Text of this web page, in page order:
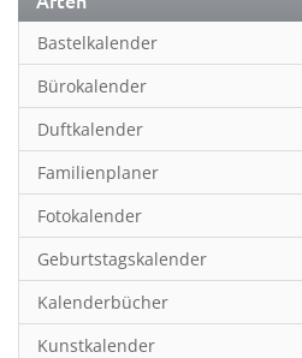
Essen & Trinken
Familienplaner
Fantasy
Film
Fotokunst
Frauen
Fußball
Gaming
Bastelkalender
Bürokalender
Duftkalender
Familienplaner
Fotokalender
Geburtstagskalender
Kalenderbücher
Kunstkalender